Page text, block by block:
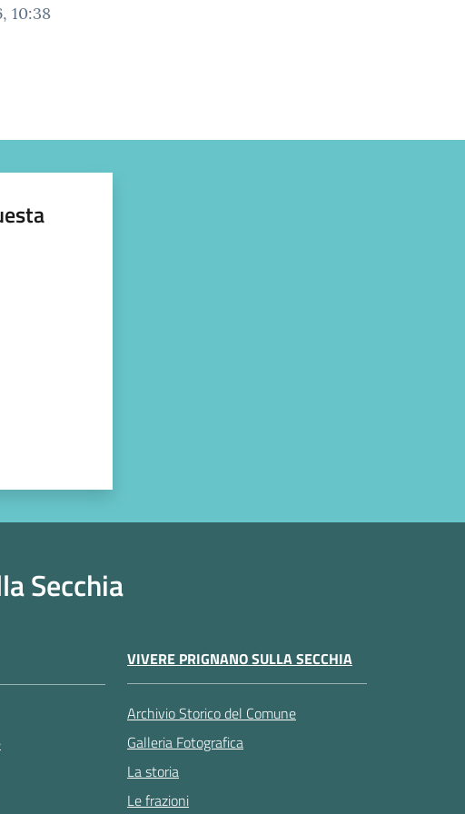
10:38
Secchia
VIVERE PRIGNANO SULLA SECCHIA
Archivio Storico del Comune
Galleria Fotografica
La storia
Le frazioni